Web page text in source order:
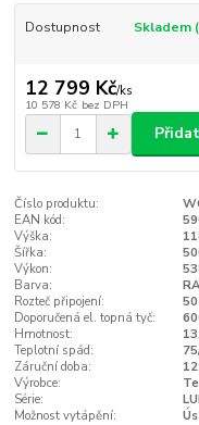
Dostupnost Skladem
12 799 Kč/ks
10 578 Kč bez DPH
Číslo produktu:
EAN kód:
Výška:
Šířka:
Výkon:
Barva:
Rozteč připojení:
Doporučená el. topná tyč:
Hmotnost:
Teplotní spád:
Záruční doba:
Výrobce:
Série:
Možnost vytápění: